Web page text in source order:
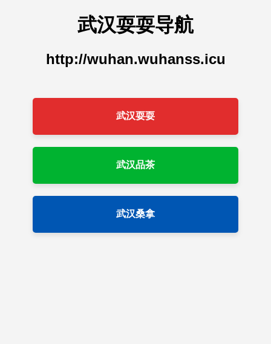
武汉耍耍导航
http://wuhan.wuhanss.icu
武汉耍耍
武汉品茶
武汉桑拿